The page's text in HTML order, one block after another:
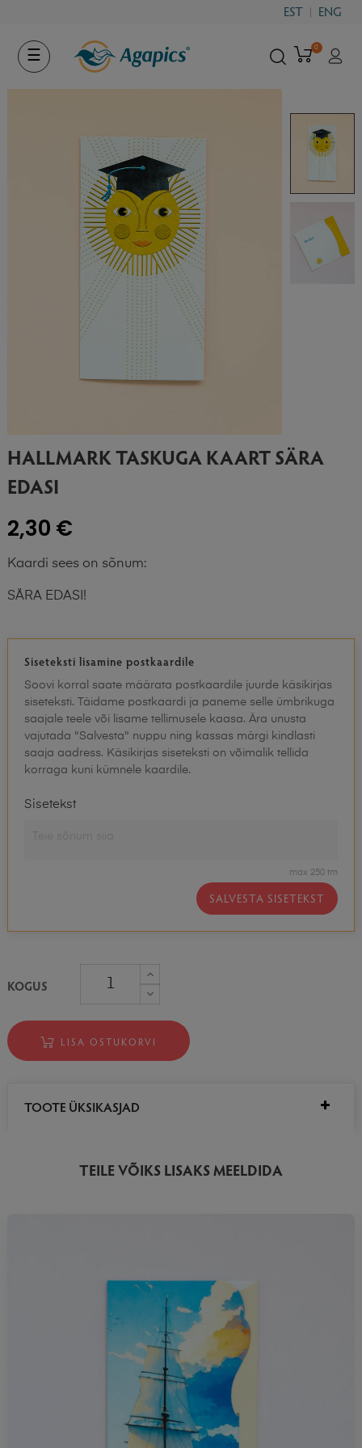
EST ENG
Toggle
navigation
☰
0
HALLMARK TASKUGA KAART SÄRA
EDASI
2,30 €
Kaardi sees on sõnum:
SÄRA EDASI!
Siseteksti lisamine postkaardile
Soovi korral saate määrata postkaardile juurde käsikirjas
siseteksti. Täidame postkaardi ja paneme selle ümbrikuga
saajale teele või lisame tellimusele kaasa. Ära unusta
vajutada "Salvesta" nuppu ning kassas märgi kindlasti
saaja aadress. Käsikirjas siseteksti on võimalik tellida
korraga kuni kümnele kaardile.
Sisetekst
max 250 tm
SALVESTA SISETEKST
KOGUS
LISA OSTUKORVI
TOOTE ÜKSIKASJAD
TEILE VÕIKS LISAKS MEELDIDA